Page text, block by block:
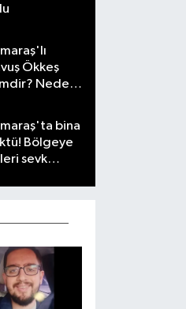
Ökkeş
Neden
bina
Bölgeye
sevk